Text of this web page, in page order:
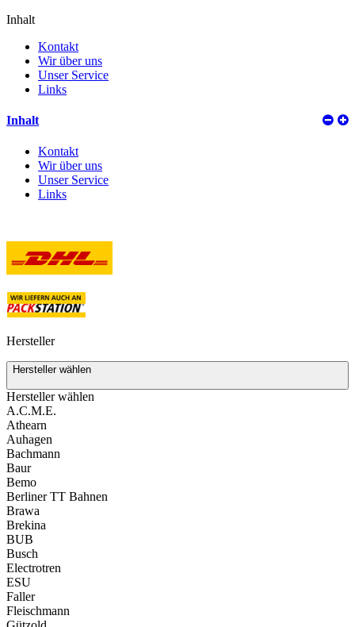
Inhalt
Kontakt
Wir über uns
Unser Service
Links
Inhalt
Kontakt
Wir über uns
Unser Service
Links
Hersteller
Hersteller wählen
Hersteller wählen
A.C.M.E.
Athearn
Auhagen
Bachmann
Baur
Bemo
Berliner TT Bahnen
Brawa
Brekina
BUB
Busch
Electrotren
ESU
Faller
Fleischmann